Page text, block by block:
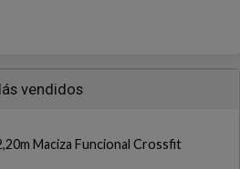
vendidos
Maciza Funcional Crossfit